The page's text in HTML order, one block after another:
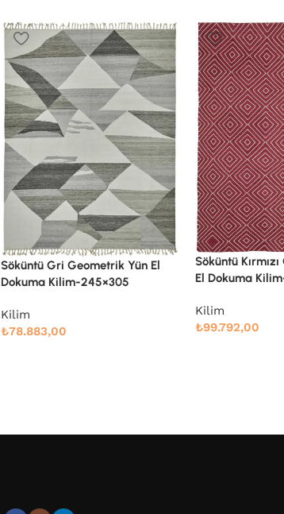
Söküntü Kırmızı Geometrik Yün
El Dokuma Kilim-270×350
Kilim
₺99.792,00
Söküntü Mavi
Dokuma Kilim-
Kilim
₺86.592,00